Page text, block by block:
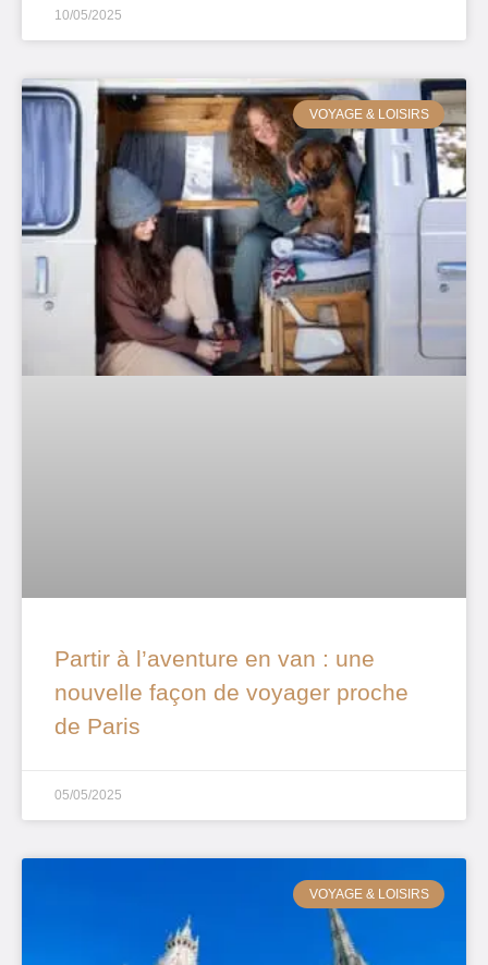
10/05/2025
VOYAGE & LOISIRS
Partir à l’aventure en van : une
nouvelle façon de voyager proche
de Paris
05/05/2025
VOYAGE & LOISIRS